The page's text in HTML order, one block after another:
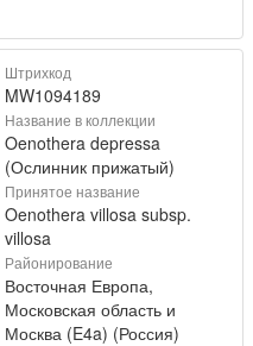
Штрихкод
MW1094189
Название в коллекции
Oenothera depressa
(Ослинник прижатый)
Принятое название
Oenothera villosa subsp.
villosa
Районирование
Восточная Европа,
Московская область и
Москва (E4a) (Россия)